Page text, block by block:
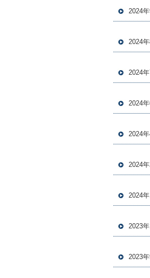
2024年
2024年
2024年
2024年
2024年
2024年
2024年
2023年
2023年